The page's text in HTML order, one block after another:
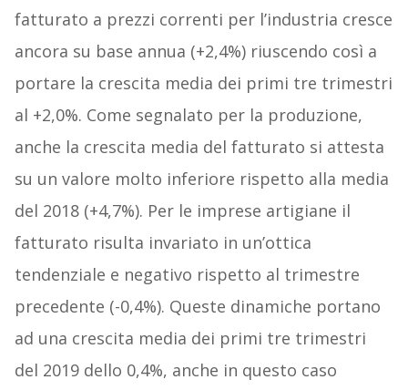
fatturato a prezzi correnti per l’industria cresce
ancora su base annua (+2,4%) riuscendo così a
portare la crescita media dei primi tre trimestri
al +2,0%. Come segnalato per la produzione,
anche la crescita media del fatturato si attesta
su un valore molto inferiore rispetto alla media
del 2018 (+4,7%). Per le imprese artigiane il
fatturato risulta invariato in un’ottica
tendenziale e negativo rispetto al trimestre
precedente (-0,4%). Queste dinamiche portano
ad una crescita media dei primi tre trimestri
del 2019 dello 0,4%, anche in questo caso